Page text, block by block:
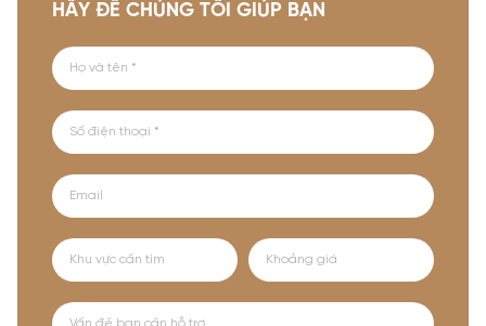
HÃY ĐỂ CHÚNG TÔI GIÚP BẠN